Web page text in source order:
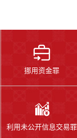
挪用资金罪
利用未公开信息交易罪